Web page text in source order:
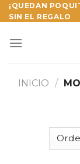
Skip
to
¡QUEDAN
SIN EL REGALO
INICIO /